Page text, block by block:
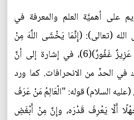
على أهميَّة العلم والمعرفة في
الله (تعالى): (إِنَّمَا يَخْشَى اللَّهَ مِنْ
عِبَادِهِ الْعُلَمَاءُ إِنَّ اللَّهَ عَزِيزٌ غَفُورٌ)(6)، في إشارة إلى أنَّ
في الحدِّ من الانحرافات. كما ورد
السلام) قوله: "الْعَالِمُ مَنْ عَرَفَ
أَلَّا يَعْرِفَ قَدْرَه، وإِنَّ مِنْ أَبْغَضِ